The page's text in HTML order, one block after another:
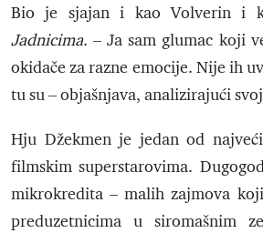
Bio je sjajan i kao Volverin i
Jadnicima. – Ja sam glumac koji
okidače za razne emocije. Nije ih
tu su – objašnjava, analizirajući
Hju Džekmen je jedan od
filmskim superstarovima.
mikrokredita – malih zajmova
preduzetnicima u siromašnim